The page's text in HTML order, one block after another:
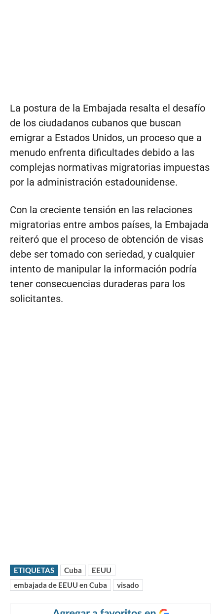
La postura de la Embajada resalta el desafío
de los ciudadanos cubanos que buscan
emigrar a Estados Unidos, un proceso que a
menudo enfrenta dificultades debido a las
complejas normativas migratorias impuestas
por la administración estadounidense.
Con la creciente tensión en las relaciones
migratorias entre ambos países, la Embajada
reiteró que el proceso de obtención de visas
debe ser tomado con seriedad, y cualquier
intento de manipular la información podría
tener consecuencias duraderas para los
solicitantes.
ETIQUETAS Cuba
EEUU
embajada de EEUU en Cuba
visado